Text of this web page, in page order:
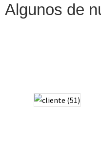
Algunos de